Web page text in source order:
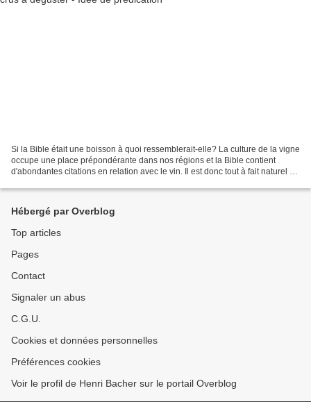
Si la Bible était une boisson à quoi ressemblerait-elle? La culture de la vigne
occupe une place prépondérante dans nos régions et la Bible contient
d'abondantes citations en relation avec le vin. Il est donc tout à fait naturel de
Hébergé par Overblog
Top articles
Pages
Contact
Signaler un abus
C.G.U.
Cookies et données personnelles
Préférences cookies
Voir le profil de Henri Bacher sur le portail Overblog